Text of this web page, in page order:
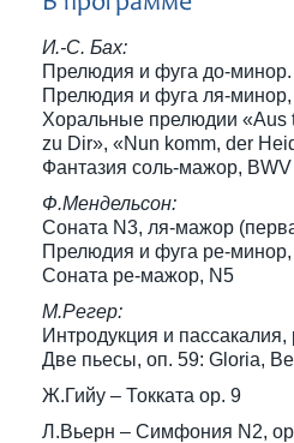
И.-С. Бах:
Прелюдия и фуга до-
Прелюдия и фуга ля-
Хоральные прелюдии «Aus
zu Dir», «Nun komm, der
Фантазия соль-мажор,
Ф.Мендельсон:
Соната N3, ля-мажор
Прелюдия и фуга ре-минор,
Соната ре-мажор, N5
М.Регер:
Интродукция и
Две пьесы, оп. 59: Gloria,
Ж.Гийу – Токката ор. 9
Л.Вьерн – Симфония N2,